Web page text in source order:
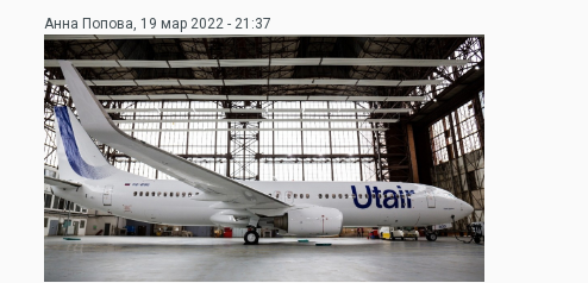
Анна Попова, 19 мар 2022 - 21:37